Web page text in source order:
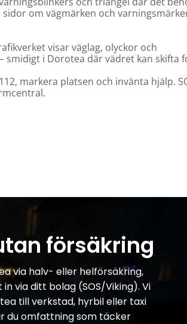
om vägmärken och
visar väglag, olyckor och
smidigt i Dorotea där vädret kan skifta
markera platsen och invänta hjälp.
försäkring
via halv- eller helförsäkring,
via ditt bolag (SOS/Viking). Vi
till verkstad, hyrbil eller taxi
du omfattning som täcker